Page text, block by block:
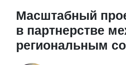
Масштабный
в партнерстве
региональным